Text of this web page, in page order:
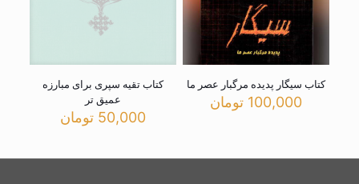
کتاب سیگار پدیده مرگبار عصر ما
100,000 تومان
کتاب تقیه سپری برای مبارزه
عمیق تر
50,000 تومان